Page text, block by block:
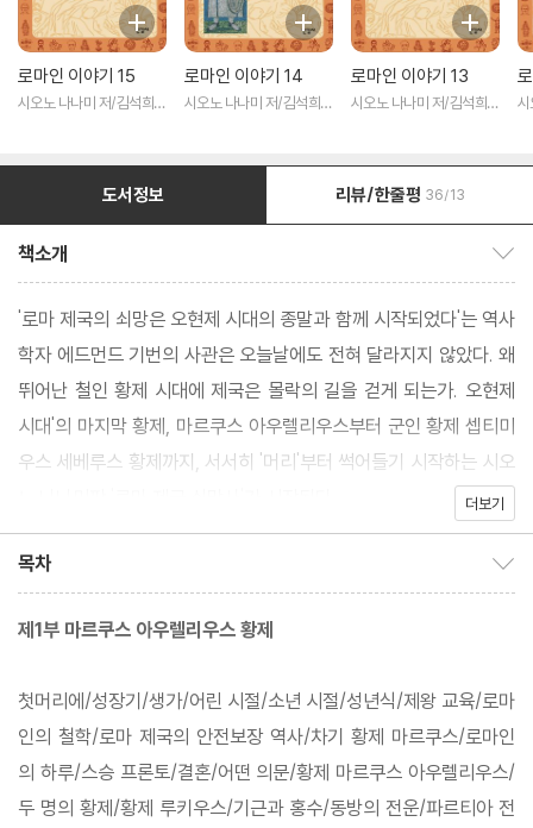
로마인 이야기 15
시오노 나나미 저/김석희
로마인 이야기 14
시오노 나나미 저/김석희
로마인 이야기 13
시오노 나나미 저/김석희
도서정보 리뷰/한줄평 36/13
책소개
'로마 제국의 쇠망은 오현제 시대의 종말과 함께 시작되었다'는 역사
학자 에드먼드 기번의 사관은 오늘날에도 전혀 달라지지 않았다. 왜
뛰어난 철인 황제 시대에 제국은 몰락의 길을 걷게 되는가. 오현제
시대'의 마지막 황제, 마르쿠스 아우렐리우스부터 군인 황제 셉티미
우스 세베루스 황제까지, 서서히 '머리'부터 썩어들기 시작하는 시오
더보기
목차
제1부 마르쿠스 아우렐리우스 황제
첫머리에/성장기/생가/어린 시절/소년 시절/성년식/제왕 교육/로마
인의 철학/로마 제국의 안전보장 역사/차기 황제 마르쿠스/로마인
의 하루/스승 프론토/결혼/어떤 의문/황제 마르쿠스 아우렐리우스/
두 명의 황제/황제 루키우스/기근과 홍수/동방의 전운/파르티아 전